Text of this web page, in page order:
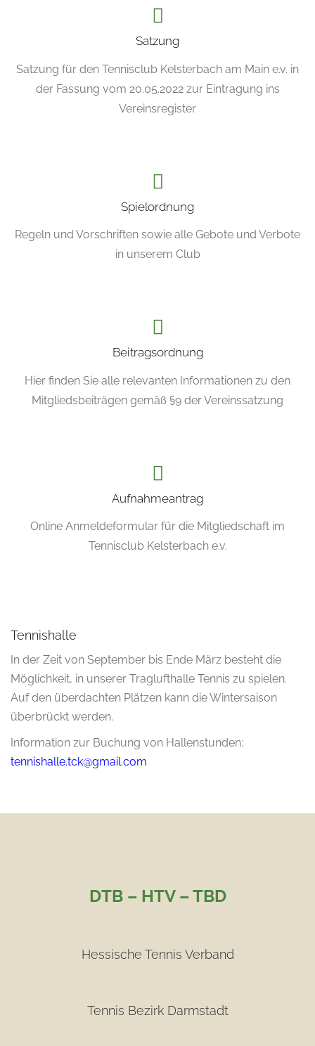
Satzung
Satzung für den Tennisclub Kelsterbach am Main e.v. in
der Fassung vom 20.05.2022 zur Eintragung ins
Vereinsregister
Spielordnung
Regeln und Vorschriften sowie alle Gebote und Verbote
in unserem Club
Beitragsordnung
Hier finden Sie alle relevanten Informationen zu den
Mitgliedsbeiträgen gemäß §9 der Vereinssatzung
Aufnahmeantrag
Online Anmeldeformular für die Mitgliedschaft im
Tennisclub Kelsterbach e.v.
Tennishalle
In der Zeit von September bis Ende März besteht die
Möglichkeit, in unserer Traglufthalle Tennis zu spielen.
Auf den überdachten Plätzen kann die Wintersaison
überbrückt werden.
Information zur Buchung von Hallenstunden:
tennishalle.tck@gmail.com
DTB – HTV – TBD
Hessische Tennis Verband
Tennis Bezirk Darmstadt